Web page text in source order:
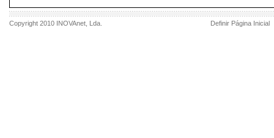
Copyright 2010 INOVAnet , Lda. Definir Página Inicial